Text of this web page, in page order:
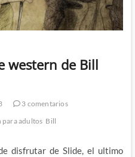
western de Bill
3 comentarios
para adultos Bill
disfrutar de Slide, el ultimo